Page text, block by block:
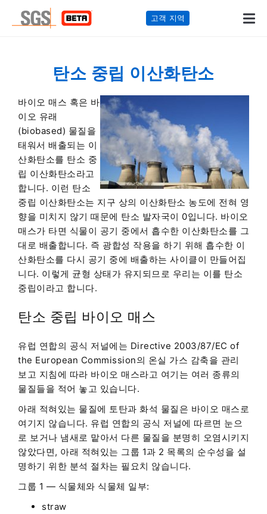
고객 지역
탄소 중립 이산화탄소
바이오 매스 혹은 바
이오 유래
(biobased) 물질을
태워서 배출되는 이
산화탄소를 탄소 중
립 이산화탄소라고
합니다. 이런 탄소
중립 이산화탄소는 지구 상의 이산화탄소 농도에 전혀 영
향을 미치지 않기 때문에 탄소 발자국이 0입니다. 바이오
매스가 타면 식물이 공기 중에서 흡수한 이산화탄소를 그
대로 배출합니다. 즉 광합성 작용을 하기 위해 흡수한 이
산화탄소를 다시 공기 중에 배출하는 사이클이 만들어집
니다. 이렇게 균형 상태가 유지되므로 우리는 이를 탄소
중립이라고 합니다.
탄소 중립 바이오 매스
유럽 연합의 공식 저널에는 Directive 2003/87/EC of
the European Commission의 온실 가스 감축을 관리
보고 지침에 따라 바이오 매스라고 여기는 여러 종류의
물질들을 적어 놓고 있습니다.
아래 적혀있는 물질에 토탄과 화석 물질은 바이오 매스로
여기지 않습니다. 유럽 연합의 공식 저널에 따르면 눈으
로 보거나 냄새로 맡아서 다른 물질을 분명히 오염시키지
않았다면, 아래 적혀있는 그룹 1과 2 목록의 순수성을 설
명하기 위한 분석 절차는 필요치 않습니다.
그룹 1 — 식물체와 식물체 일부:
straw